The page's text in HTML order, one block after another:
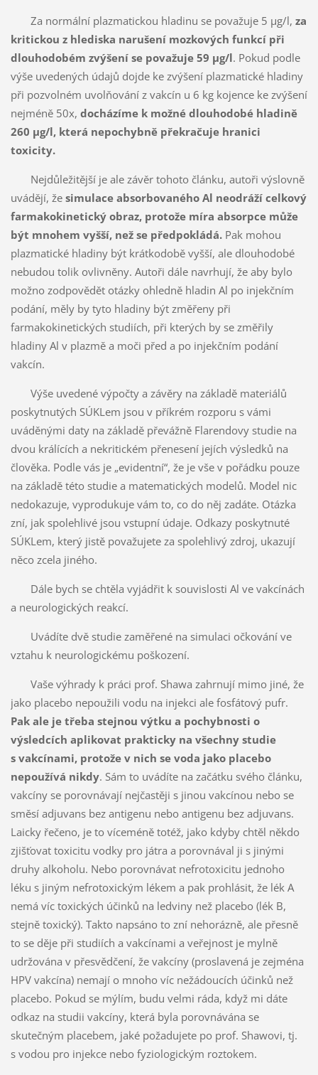
Za normální plazmatickou hladinu se považuje 5 µg/l, za
kritickou z hlediska narušení mozkových funkcí při
dlouhodobém zvýšení se považuje 59 µg/l. Pokud podle
výše uvedených údajů dojde ke zvýšení plazmatické hladiny
při pozvolném uvolňování z vakcín u 6 kg kojence ke zvýšení
nejméně 50x, docházíme k možné dlouhodobé hladině
260 µg/l, která nepochybně překračuje hranici
toxicity.
Nejdůležitější je ale závěr tohoto článku, autoři výslovně
uvádějí, že simulace absorbovaného Al neodráží celkový
farmakokinetický obraz, protože míra absorpce může
být mnohem vyšší, než se předpokládá. Pak mohou
plazmatické hladiny být krátkodobě vyšší, ale dlouhodobé
nebudou tolik ovlivněny. Autoři dále navrhují, že aby bylo
možno zodpovědět otázky ohledně hladin Al po injekčním
podání, měly by tyto hladiny být změřeny při
farmakokinetických studiích, při kterých by se změřily
hladiny Al v plazmě a moči před a po injekčním podání
vakcín.
Výše uvedené výpočty a závěry na základě materiálů
poskytnutých SÚKLem jsou v příkrém rozporu s vámi
uváděnými daty na základě převážně Flarendovy studie na
dvou králících a nekritickém přenesení jejích výsledků na
člověka. Podle vás je „evidentní“, že je vše v pořádku pouze
na základě této studie a matematických modelů. Model nic
nedokazuje, vyprodukuje vám to, co do něj zadáte. Otázka
zní, jak spolehlivé jsou vstupní údaje. Odkazy poskytnuté
SÚKLem, který jistě považujete za spolehlivý zdroj, ukazují
něco zcela jiného.
Dále bych se chtěla vyjádřit k souvislosti Al ve vakcínách
a neurologických reakcí.
Uvádíte dvě studie zaměřené na simulaci očkování ve
vztahu k neurologickému poškození.
Vaše výhrady k práci prof. Shawa zahrnují mimo jiné, že
jako placebo nepoužili vodu na injekci ale fosfátový pufr.
Pak ale je třeba stejnou výtku a pochybnosti o
výsledcích aplikovat prakticky na všechny studie
s vakcínami, protože v nich se voda jako placebo
nepoužívá nikdy. Sám to uvádíte na začátku svého článku,
vakcíny se porovnávají nejčastěji s jinou vakcínou nebo se
směsí adjuvans bez antigenu nebo antigenu bez adjuvans.
Laicky řečeno, je to víceméně totéž, jako kdyby chtěl někdo
zjišťovat toxicitu vodky pro játra a porovnával ji s jinými
druhy alkoholu. Nebo porovnávat nefrotoxicitu jednoho
léku s jiným nefrotoxickým lékem a pak prohlásit, že lék A
nemá víc toxických účinků na ledviny než placebo (lék B,
stejně toxický). Takto napsáno to zní nehorázně, ale přesně
to se děje při studiích a vakcínami a veřejnost je mylně
udržována v přesvědčení, že vakcíny (proslavená je zejména
HPV vakcína) nemají o mnoho víc nežádoucích účinků než
placebo. Pokud se mýlím, budu velmi ráda, když mi dáte
odkaz na studii vakcíny, která byla porovnávána se
skutečným placebem, jaké požadujete po prof. Shawovi, tj.
s vodou pro injekce nebo fyziologickým roztokem.